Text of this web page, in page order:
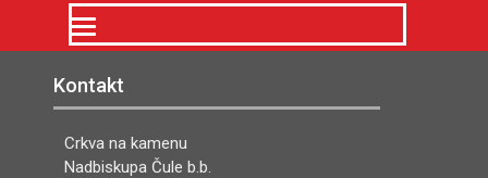
Kontakt
Crkva na kamenu
Nadbiskupa Čule b.b.